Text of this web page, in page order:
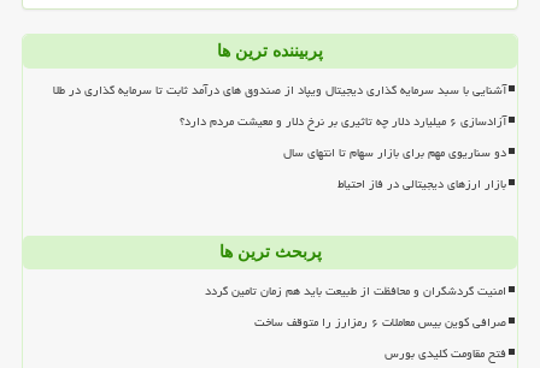
پربیننده ترین ها
آشنایی با سبد سرمایه گذاری دیجیتال ویپاد از صندوق های درآمد ثابت تا سرمایه گذاری در طلا
آزادسازی ۶ میلیارد دلار چه تاثیری بر نرخ دلار و معیشت مردم دارد؟
دو سناریوی مهم برای بازار سهام تا انتهای سال
بازار ارزهای دیجیتالی در فاز احتیاط
پربحث ترین ها
امنیت گردشگران و محافظت از طبیعت باید هم زمان تامین گردد
صرافی کوین بیس معاملات ۶ رمزارز را متوقف ساخت
فتح مقاومت کلیدی بورس